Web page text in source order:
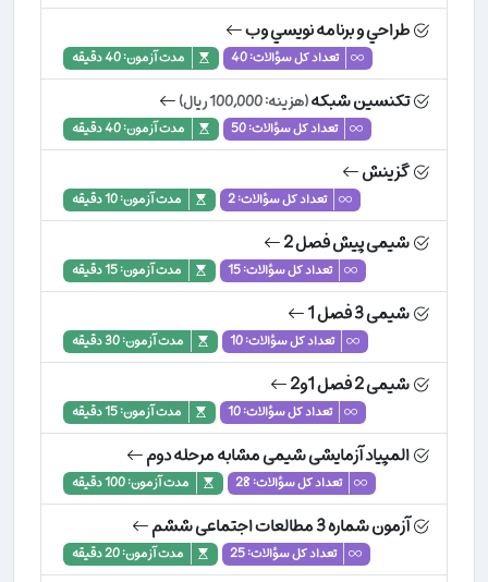
طراحي و برنامه نويسي وب
تعداد کل سؤالات: 40 مدت آزمون: 40 دقیقه
تکنسین شبکه(هزینه: 100,000 ریال)
تعداد کل سؤالات: 50 مدت آزمون: 40 دقیقه
گزينش
تعداد کل سؤالات: 2 مدت آزمون: 10 دقیقه
شیمی پیش فصل 2
تعداد کل سؤالات: 15 مدت آزمون: 15 دقیقه
شیمی 3 فصل 1
تعداد کل سؤالات: 10 مدت آزمون: 30 دقیقه
شیمی 2 فصل 1و2
تعداد کل سؤالات: 10 مدت آزمون: 15 دقیقه
المپیاد آزمایشی شیمی مشابه مرحله دوم
تعداد کل سؤالات: 28 مدت آزمون: 100 دقیقه
آزمون شماره 3 مطالعات اجتماعی ششم
تعداد کل سؤالات: 25 مدت آزمون: 20 دقیقه